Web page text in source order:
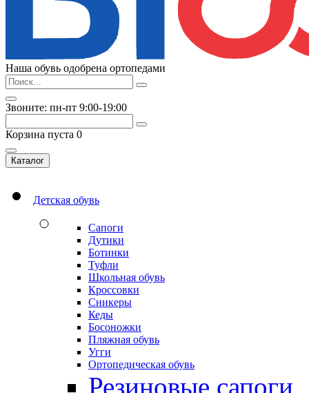
Наша обувь одобрена ортопедами
Звоните: пн-пт 9:00-19:00
Корзина пуста 0
Каталог
Детская обувь
Сапоги
Дутики
Ботинки
Туфли
Школьная обувь
Кроссовки
Сникеры
Кеды
Босоножки
Пляжная обувь
Угги
Ортопедическая обувь
Резиновые сапоги